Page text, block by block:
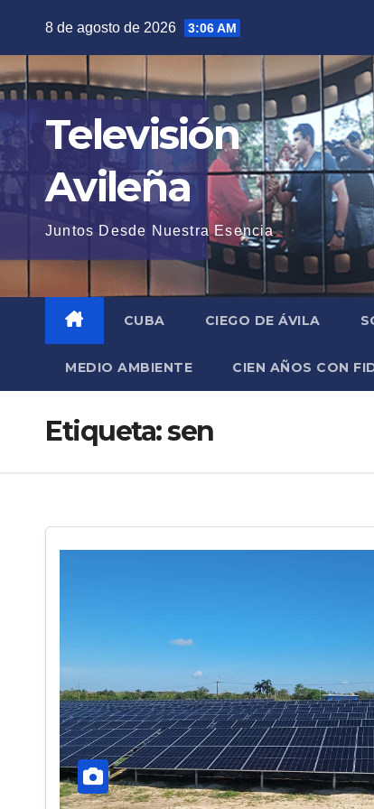
contenido
8 de agosto de 2026 3:06 AM
Televisión
Avileña
Juntos Desde Nuestra Esencia
CUBA CIEGO DE ÁVILA
MEDIO AMBIENTE CIEN AÑOS CON
Etiqueta:sen